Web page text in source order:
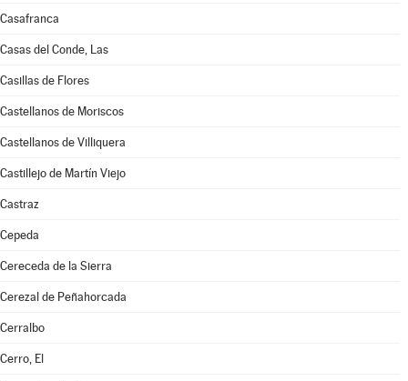
Casafranca
Casas del Conde, Las
Casillas de Flores
Castellanos de Moriscos
Castellanos de Villiquera
Castillejo de Martín Viejo
Castraz
Cepeda
Cereceda de la Sierra
Cerezal de Peñahorcada
Cerralbo
Cerro, El